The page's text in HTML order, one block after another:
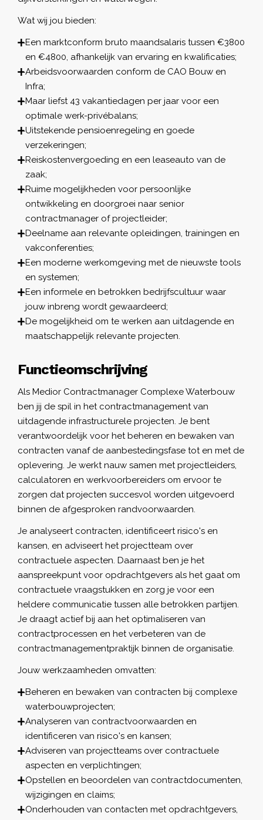
Wat wij jou bieden:
Een marktconform bruto maandsalaris tussen €3800
en €4800, afhankelijk van ervaring en kwalificaties;
Arbeidsvoorwaarden conform de CAO Bouw en
Infra;
Maar liefst 43 vakantiedagen per jaar voor een
optimale werk-privébalans;
Uitstekende pensioenregeling en goede
verzekeringen;
Reiskostenvergoeding en een leaseauto van de
zaak;
Ruime mogelijkheden voor persoonlijke
ontwikkeling en doorgroei naar senior
contractmanager of projectleider;
Deelname aan relevante opleidingen, trainingen en
vakconferenties;
Een moderne werkomgeving met de nieuwste tools
en systemen;
Een informele en betrokken bedrijfscultuur waar
jouw inbreng wordt gewaardeerd;
De mogelijkheid om te werken aan uitdagende en
maatschappelijk relevante projecten.
Functieomschrijving
Als Medior Contractmanager Complexe Waterbouw
ben jij de spil in het contractmanagement van
uitdagende infrastructurele projecten. Je bent
verantwoordelijk voor het beheren en bewaken van
contracten vanaf de aanbestedingsfase tot en met de
oplevering. Je werkt nauw samen met projectleiders,
calculatoren en werkvoorbereiders om ervoor te
zorgen dat projecten succesvol worden uitgevoerd
binnen de afgesproken randvoorwaarden.
Je analyseert contracten, identificeert risico's en
kansen, en adviseert het projectteam over
contractuele aspecten. Daarnaast ben je het
aanspreekpunt voor opdrachtgevers als het gaat om
contractuele vraagstukken en zorg je voor een
heldere communicatie tussen alle betrokken partijen.
Je draagt actief bij aan het optimaliseren van
contractprocessen en het verbeteren van de
contractmanagementpraktijk binnen de organisatie.
Jouw werkzaamheden omvatten:
Beheren en bewaken van contracten bij complexe
waterbouwprojecten;
Analyseren van contractvoorwaarden en
identificeren van risico's en kansen;
Adviseren van projectteams over contractuele
aspecten en verplichtingen;
Opstellen en beoordelen van contractdocumenten,
wijzigingen en claims;
Onderhouden van contacten met opdrachtgevers,